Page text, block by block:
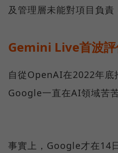
及管理層未能對項目負責
Gemini Live首波
自從OpenAI在2022年底
Google一直在AI領域苦苦
事實上，Google才在14